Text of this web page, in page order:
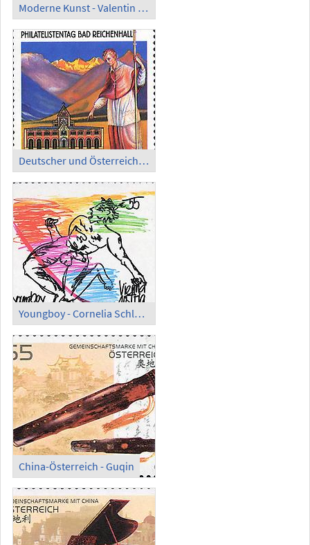
Moderne Kunst - Valentin Oman
Deutscher und Österreichischer Philatelistentag
Youngboy - Cornelia Schlesinger
China-Österreich - Guqin